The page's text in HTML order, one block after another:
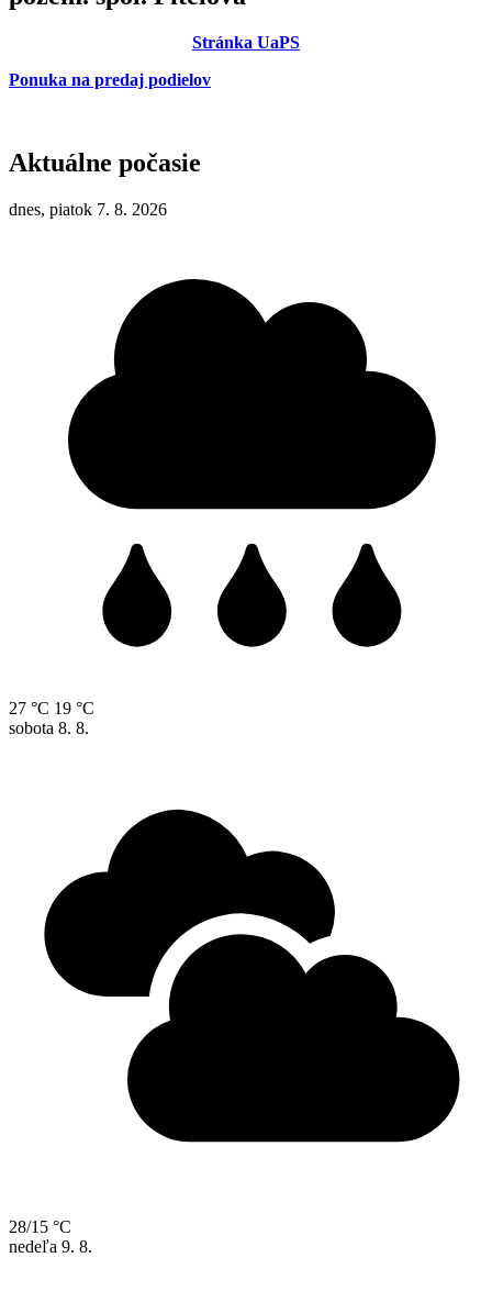
Stránka UaPS
Ponuka na predaj podielov
Aktuálne počasie
dnes, piatok 7. 8. 2026
27 °C 19 °C
sobota 8. 8.
28/15 °C
nedeľa 9. 8.